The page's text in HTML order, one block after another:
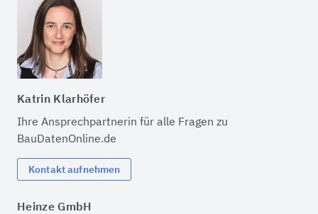
Katrin Klarhöfer
Ihre Ansprechpartnerin für alle Fragen zu
BauDatenOnline.de
Kontakt aufnehmen
Heinze GmbH